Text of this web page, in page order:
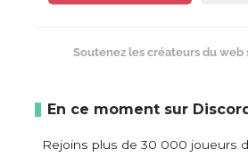
Soutenez les créateurs du web
En ce moment sur Discord
Rejoins plus de 30 000 joueurs